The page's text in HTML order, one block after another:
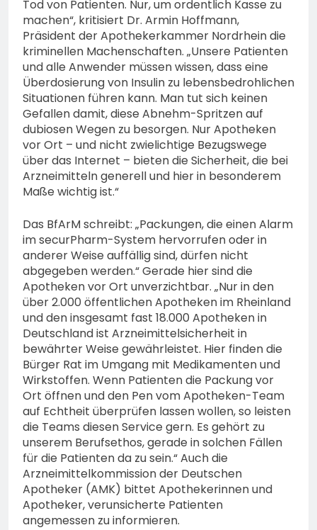
Tod von Patienten. Nur, um ordentlich Kasse zu
machen“, kritisiert Dr. Armin Hoffmann,
Präsident der Apothekerkammer Nordrhein die
kriminellen Machenschaften. „Unsere Patienten
und alle Anwender müssen wissen, dass eine
Überdosierung von Insulin zu lebensbedrohlichen
Situationen führen kann. Man tut sich keinen
Gefallen damit, diese Abnehm-Spritzen auf
dubiosen Wegen zu besorgen. Nur Apotheken
vor Ort – und nicht zwielichtige Bezugswege
über das Internet – bieten die Sicherheit, die bei
Arzneimitteln generell und hier in besonderem
Maße wichtig ist.“
Das BfArM schreibt: „Packungen, die einen Alarm
im securPharm-System hervorrufen oder in
anderer Weise auffällig sind, dürfen nicht
abgegeben werden.“ Gerade hier sind die
Apotheken vor Ort unverzichtbar. „Nur in den
über 2.000 öffentlichen Apotheken im Rheinland
und den insgesamt fast 18.000 Apotheken in
Deutschland ist Arzneimittelsicherheit in
bewährter Weise gewährleistet. Hier finden die
Bürger Rat im Umgang mit Medikamenten und
Wirkstoffen. Wenn Patienten die Packung vor
Ort öffnen und den Pen vom Apotheken-Team
auf Echtheit überprüfen lassen wollen, so leisten
die Teams diesen Service gern. Es gehört zu
unserem Berufsethos, gerade in solchen Fällen
für die Patienten da zu sein.“ Auch die
Arzneimittelkommission der Deutschen
Apotheker (AMK) bittet Apothekerinnen und
Apotheker, verunsicherte Patienten
angemessen zu informieren.